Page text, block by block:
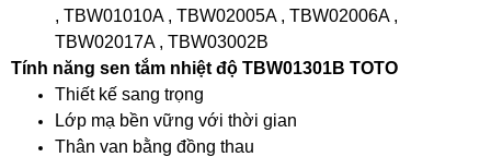
, TBW01010A , TBW02005A , TBW02006A ,
TBW02017A , TBW03002B
Tính năng sen tắm nhiệt độ TBW01301B TOTO
Thiết kế sang trọng
Lớp mạ bền vững với thời gian
Thân van bằng đồng thau